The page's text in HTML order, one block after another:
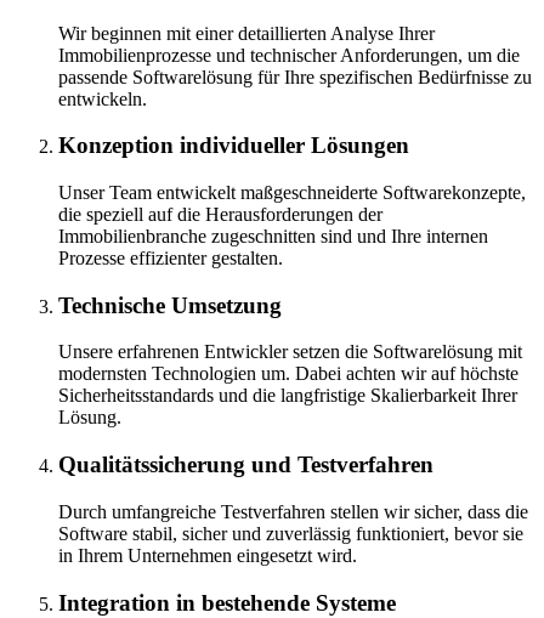
Wir beginnen mit einer detaillierten Analyse Ihrer
Immobilienprozesse und technischer Anforderungen, um die
passende Softwarelösung für Ihre spezifischen Bedürfnisse zu
entwickeln.
Konzeption individueller Lösungen
Unser Team entwickelt maßgeschneiderte Softwarekonzepte,
die speziell auf die Herausforderungen der
Immobilienbranche zugeschnitten sind und Ihre internen
Prozesse effizienter gestalten.
Technische Umsetzung
Unsere erfahrenen Entwickler setzen die Softwarelösung mit
modernsten Technologien um. Dabei achten wir auf höchste
Sicherheitsstandards und die langfristige Skalierbarkeit Ihrer
Lösung.
Qualitätssicherung und Testverfahren
Durch umfangreiche Testverfahren stellen wir sicher, dass die
Software stabil, sicher und zuverlässig funktioniert, bevor sie
in Ihrem Unternehmen eingesetzt wird.
Integration in bestehende Systeme